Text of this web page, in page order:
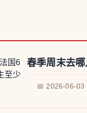
春季周末去
📅 2026-06-03